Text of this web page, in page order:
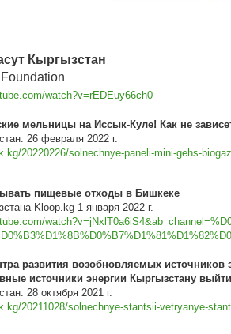
Кыргызстан
watch?v=rEDEuy66ch0
мельницы на Иссык-Куле! Как не
26 февраля 2022 г.
20220226/solnechnye-paneli-mini-gehs-
пищевые отходы в Бишкеке
Kloop.kg 1 января 2022 г.
развития возобновляемых
источники энергии Кыргызстану
28 октября 2021 г.
20211028/solnechnye-stantsii-vetryanye-